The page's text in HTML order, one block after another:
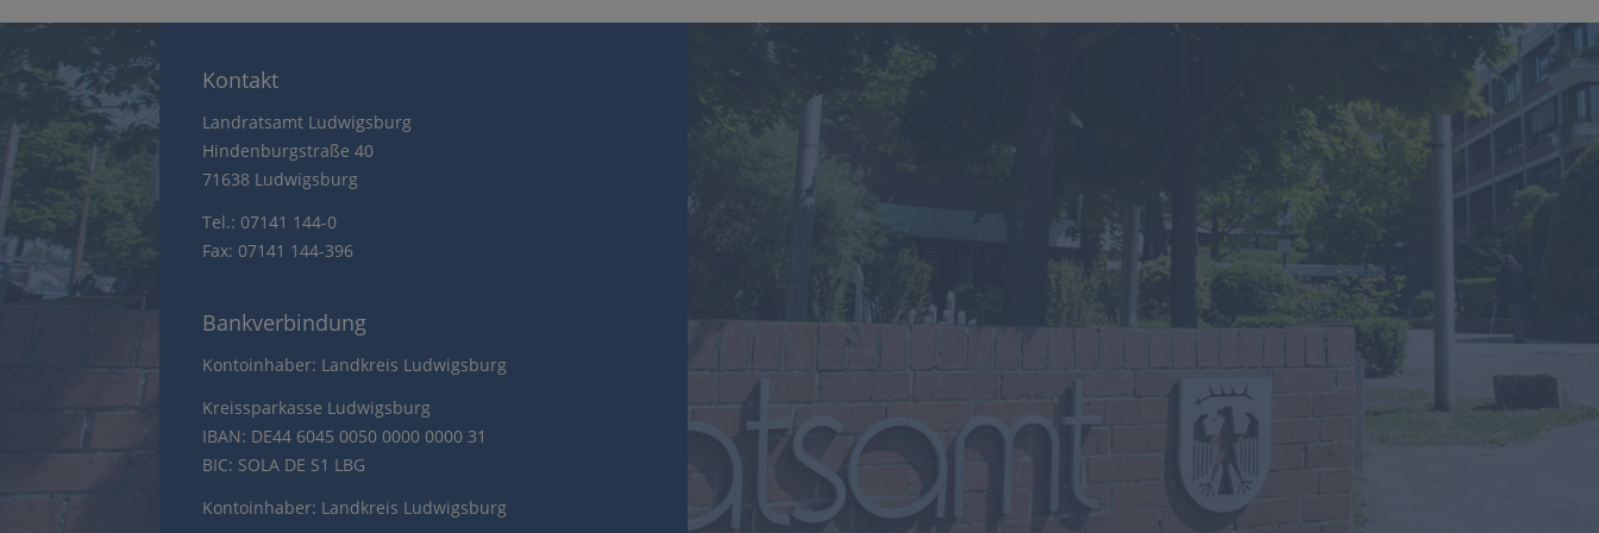
Kontakt
Landratsamt Ludwigsburg
Hindenburgstraße 40
71638 Ludwigsburg
Tel.: 07141 144-0
Fax: 07141 144-396
Bankverbindung
Kontoinhaber: Landkreis Ludwigsburg
Kreissparkasse Ludwigsburg
IBAN: DE44 6045 0050 0000 0000 31
BIC: SOLA DE S1 LBG
Kontoinhaber: Landkreis Ludwigsburg